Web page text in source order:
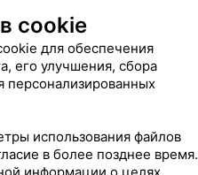
cookie
для обеспечения
его улучшения, сбора
персонализированных
использования файлов
в более позднее время.
информации о целях,